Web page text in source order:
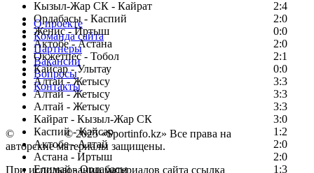
Кызыл-Жар СК - Кайрат
2:4
Ордабасы - Каспий
2:0
Женис - Иртыш
0:0
Актобе - Астана
2:0
Окжетпес - Тобол
2:1
Кайсар - Улытау
0:0
Алтай - Жетысу
3:3
Алтай - Жетысу
3:3
Алтай - Жетысу
3:3
Кайрат - Кызыл-Жар СК
3:0
Каспий - Кайсар
1:2
Актобе - Алтай
2:0
Астана - Иртыш
2:0
Елимай - Ордабасы
1:3
О проекте
Команда сайта
Партнеры
Вакансии
Вопросы
Контакты
© Copyright© 2025 «Sportinfo.kz» Все права на
авторские материалы защищены.
При использовании материалов сайта ссылка